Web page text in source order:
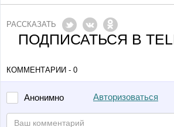
РАССКАЗАТЬ
ПОДПИСАТЬСЯ В
КОММЕНТАРИИ - 0
Анонимно Авторизоваться